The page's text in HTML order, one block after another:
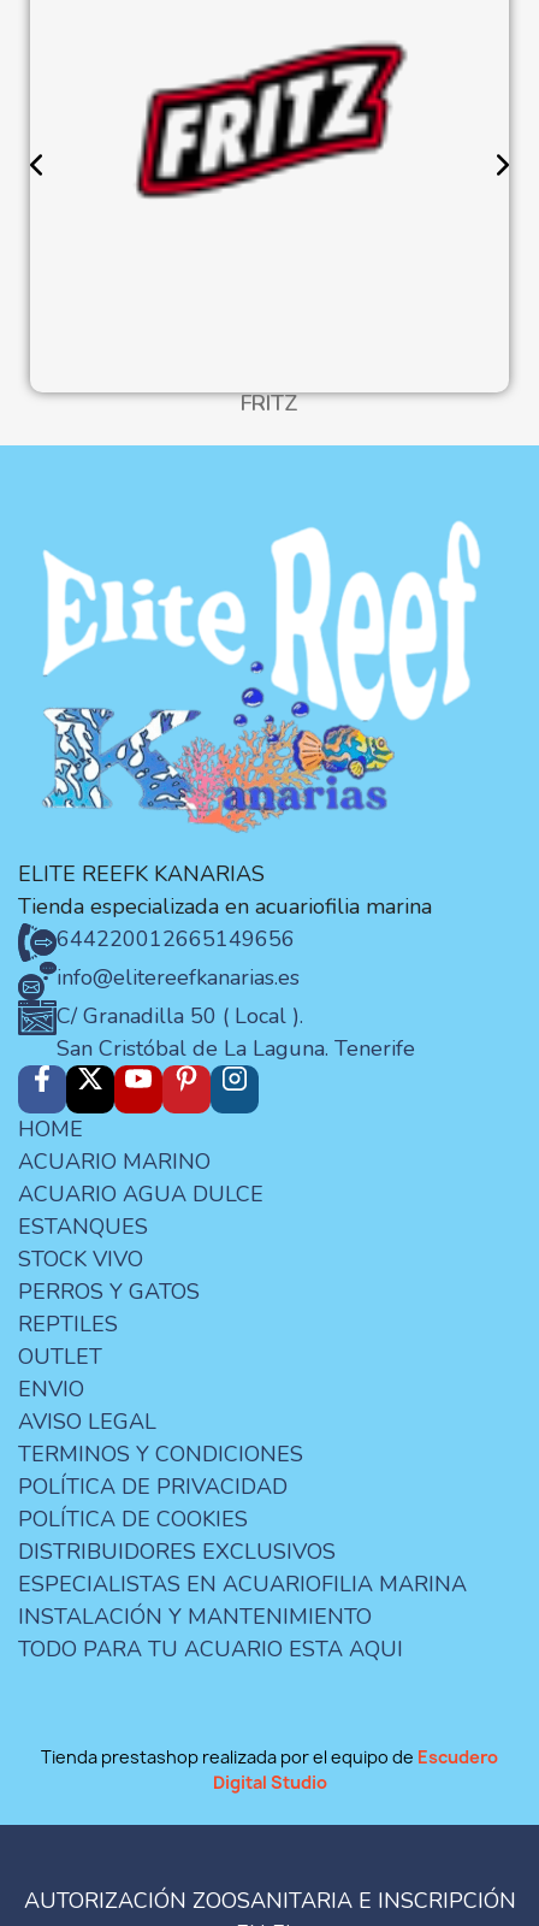
FRITZ
ELITE REEFK KANARIAS
Tienda especializada en acuariofilia marina
644220012665149656
info@elitereefkanarias.es
C/ Granadilla 50 ( Local ).
San Cristóbal de La Laguna. Tenerife
HOME
ACUARIO MARINO
ACUARIO AGUA DULCE
ESTANQUES
STOCK VIVO
PERROS Y GATOS
REPTILES
OUTLET
ENVIO
AVISO LEGAL
TERMINOS Y CONDICIONES
POLÍTICA DE PRIVACIDAD
POLÍTICA DE COOKIES
DISTRIBUIDORES EXCLUSIVOS
ESPECIALISTAS EN ACUARIOFILIA MARINA
INSTALACIÓN Y MANTENIMIENTO
TODO PARA TU ACUARIO ESTA AQUI
Tienda prestashop realizada por el equipo de Escudero
Digital Studio
AUTORIZACIÓN ZOOSANITARIA E INSCRIPCIÓN